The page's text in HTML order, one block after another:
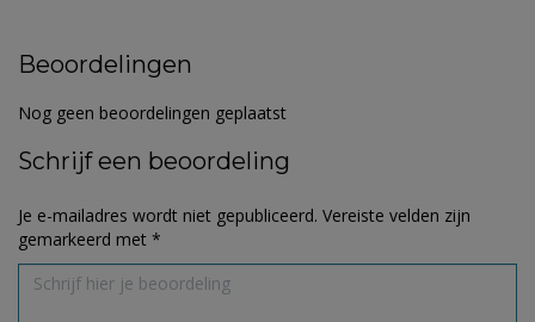
Beoordelingen
Nog geen beoordelingen geplaatst
Schrijf een beoordeling
Je e-mailadres wordt niet gepubliceerd. Vereiste velden zijn
gemarkeerd met *